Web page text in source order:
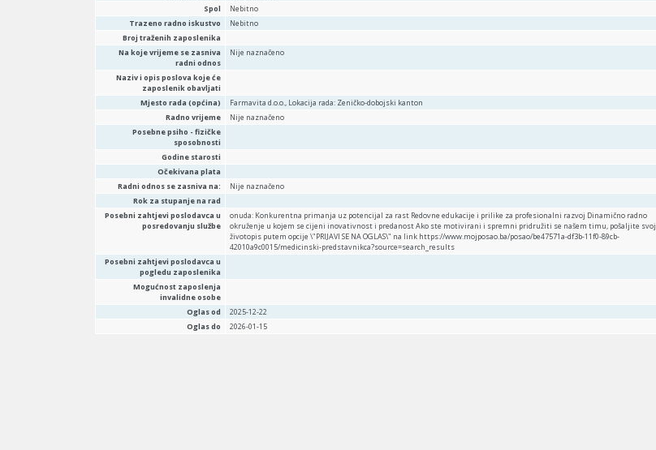
Spol
Nebitno
Trazeno radno iskustvo
Nebitno
Broj traženih zaposlenika
Na koje vrijeme se zasniva
radni odnos
Nije naznačeno
Naziv i opis poslova koje će
zaposlenik obavljati
Mjesto rada (općina)
Farmavita d.o.o., Lokacija rada: Zeničko-dobojski kanton
Radno vrijeme
Nije naznačeno
Posebne psiho - fizičke
sposobnosti
Godine starosti
Očekivana plata
Radni odnos se zasniva na:
Nije naznačeno
Rok za stupanje na rad
Posebni zahtjevi poslodavca u
posredovanju službe
onuda: Konkurentna primanja uz potencijal za rast Redovne edukacije i prilike za profesionalni razvoj Dinamično radno
okruženje u kojem se cijeni inovativnost i predanost Ako ste motivirani i spremni pridružiti se našem timu, pošaljite svoj
životopis putem opcije \"PRIJAVI SE NA OGLAS\" na link https://www.mojposao.ba/posao/be47571a-df3b-11f0-89cb-
42010a9c0015/medicinski-predstavnikca?source=search_results
Posebni zahtjevi poslodavca u
pogledu zaposlenika
Mogućnost zaposlenja
invalidne osobe
Oglas od
2025-12-22
Oglas do
2026-01-15